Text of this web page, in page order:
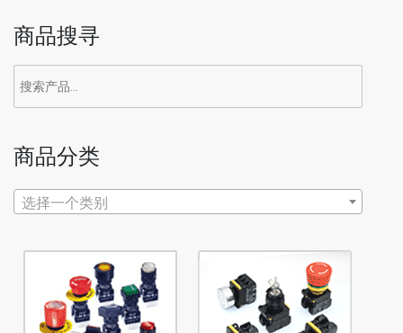
商品搜寻
商品分类
选择一个类别